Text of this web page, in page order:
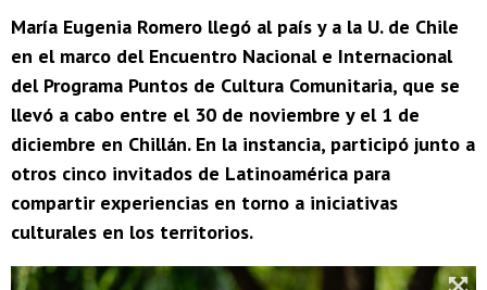
María Eugenia Romero llegó al país y a la U. de Chile
en el marco del Encuentro Nacional e Internacional
del Programa Puntos de Cultura Comunitaria, que se
llevó a cabo entre el 30 de noviembre y el 1 de
diciembre en Chillán. En la instancia, participó junto a
otros cinco invitados de Latinoamérica para
compartir experiencias en torno a iniciativas
culturales en los territorios.